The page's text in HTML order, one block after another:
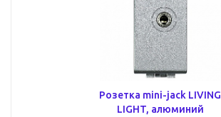
Розетка mini-jack LIVING
LIGHT, алюминий